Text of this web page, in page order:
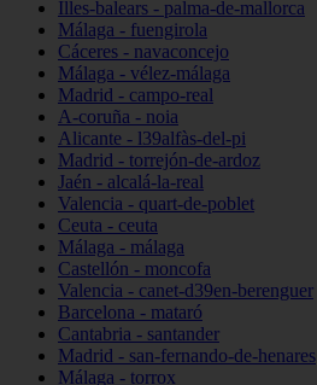
Illes-balears - palma-de-mallorca
Málaga - fuengirola
Cáceres - navaconcejo
Málaga - vélez-málaga
Madrid - campo-real
A-coruña - noia
Alicante - l39alfàs-del-pi
Madrid - torrejón-de-ardoz
Jaén - alcalá-la-real
Valencia - quart-de-poblet
Ceuta - ceuta
Málaga - málaga
Castellón - moncofa
Valencia - canet-d39en-berenguer
Barcelona - mataró
Cantabria - santander
Madrid - san-fernando-de-henares
Málaga - torrox